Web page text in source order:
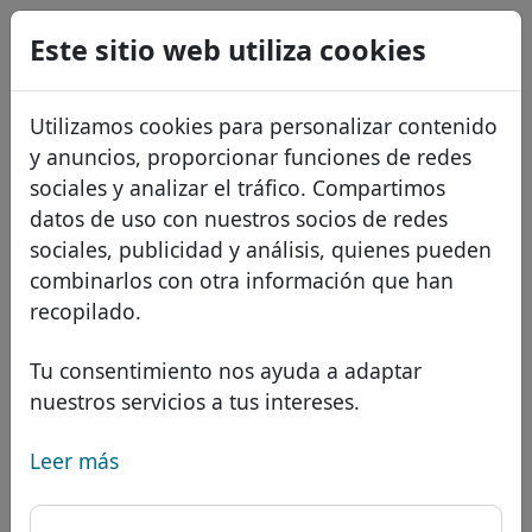
Este sitio web utiliza cookies
Utilizamos cookies para personalizar contenido
y anuncios, proporcionar funciones de redes
sociales y analizar el tráfico. Compartimos
datos de uso con nuestros socios de redes
sociales, publicidad y análisis, quienes pueden
combinarlos con otra información que han
recopilado.
Tu consentimiento nos ayuda a adaptar
nuestros servicios a tus intereses.
Leer más
Dominios
Base de datos de dominios
Dominios africanos
Dominios asiáticos
Dominios europeos
Dominios de Oriente Medio
Dominios norteamericanos
Lista de precios
Descuentos
Transferir
Buscar
Servicios
Protección de ID
Alojamiento DNS
WHOIS
USD
EUR
GBP
Français
Italiano
Português
Română
Eesti
Dominio .gn - dominio